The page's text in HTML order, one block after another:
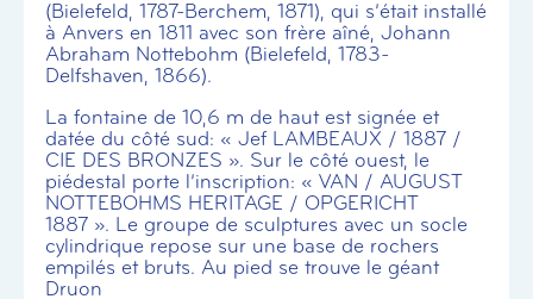
(Bielefeld, 1787-Berchem, 1871), qui s’était installé
à Anvers en 1811 avec son frère aîné, Johann
Abraham Nottebohm (Bielefeld, 1783-
Delfshaven, 1866).
La fontaine de 10,6 m de haut est signée et
datée du côté sud: « Jef LAMBEAUX / 1887 /
CIE DES BRONZES ». Sur le côté ouest, le
piédestal porte l’inscription: « VAN / AUGUST
NOTTEBOHMS HERITAGE / OPGERICHT
1887 ». Le groupe de sculptures avec un socle
cylindrique repose sur une base de rochers
empilés et bruts. Au pied se trouve le géant
Druon